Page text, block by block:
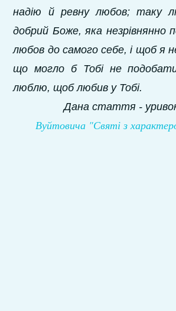
надію й ревну любов; таку
добрий Боже, яка незрівнянно
любов до самого себе, і щоб я
що могло б Тобі не
люблю, щоб любив у Тобі.
Дана стаття -
Вуйтовича "Святі з